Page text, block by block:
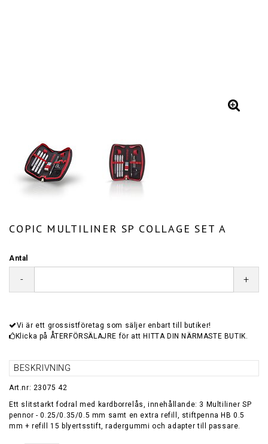
COPIC MULTILINER SP COLLAGE SET A
Antal
- +
Vi är ett grossistföretag som säljer enbart till butiker!
Klicka på ÅTERFÖRSÄLAJRE för att HITTA DIN NÄRMASTE BUTIK.
BESKRIVNING
Art.nr: 23075 42
Ett slitstarkt fodral med kardborrelås, innehållande: 3 Multiliner SP
pennor - 0.25/0.35/0.5 mm samt en extra refill, stiftpenna HB 0.5
mm + refill 15 blyertsstift, radergummi och adapter till passare.